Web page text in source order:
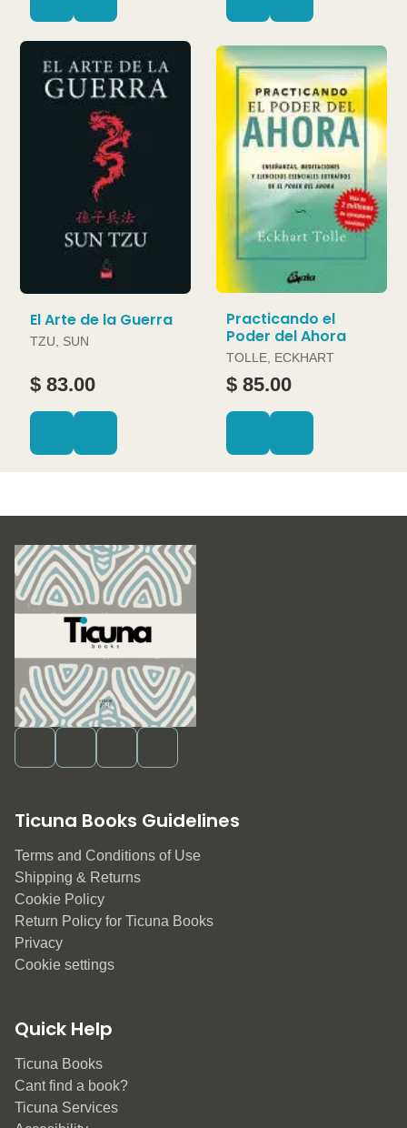
El Arte de la Guerra
TZU, SUN
$ 83.00
Practicando el
Poder del Ahora
TOLLE, ECKHART
$ 85.00
Ticuna Books Guidelines
Terms and Conditions of Use
Shipping & Returns
Cookie Policy
Return Policy for Ticuna Books
Privacy
Cookie settings
Quick Help
Ticuna Books
Cant find a book?
Ticuna Services